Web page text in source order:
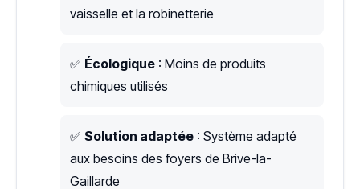
vaisselle et la robinetterie
✅ Écologique : Moins de produits
chimiques utilisés
✅ Solution adaptée : Système adapté
aux besoins des foyers de Brive-la-
Gaillarde